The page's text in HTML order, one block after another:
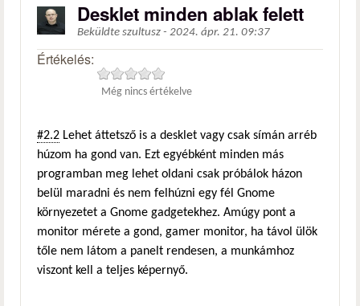
Desklet minden ablak felett
Beküldte szultusz - 2024. ápr. 21. 09:37
Értékelés:
Még nincs értékelve
#2.2 Lehet áttetsző is a desklet vagy csak símán arréb
húzom ha gond van. Ezt egyébként minden más
programban meg lehet oldani csak próbálok házon
belül maradni és nem felhúzni egy fél Gnome
környezetet a Gnome gadgetekhez. Amúgy pont a
monitor mérete a gond, gamer monitor, ha távol ülök
tőle nem látom a panelt rendesen, a munkámhoz
viszont kell a teljes képernyő.